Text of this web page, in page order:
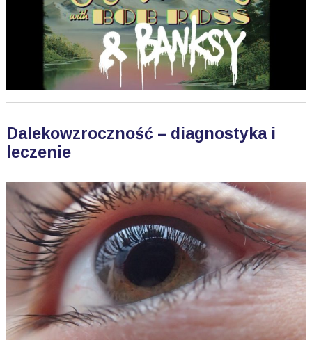
Dalekowzroczność – diagnostyka i
leczenie